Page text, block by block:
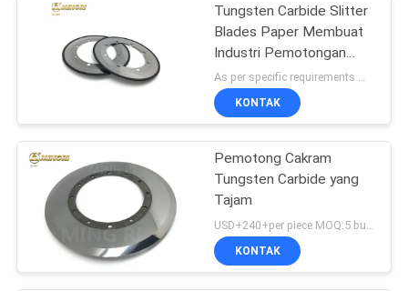
Tungsten Carbide Slitter
Blades Paper Membuat
Industri Pemotongan
Kertas Bergelombang As per specific requirements MOQ:2 lembar
KONTAK
Pemotong Cakram
Tungsten Carbide yang
Tajam
USD+240+per piece MOQ:5 buah
KONTAK